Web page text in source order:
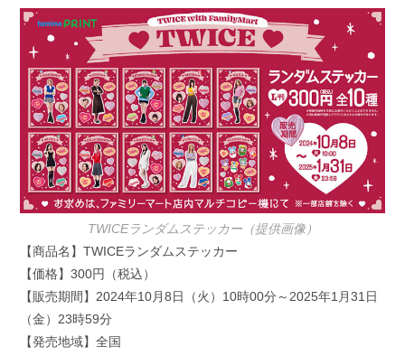
TWICEランダムステッカー（提供画像）
【商品名】TWICEランダムステッカー
【価格】300円（税込）
【販売期間】2024年10月8日（火）10時00分～2025年1月31日
（金）23時59分
【発売地域】全国